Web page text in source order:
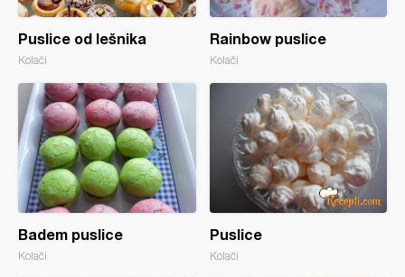
Puslice od lešnika
Kolači
Rainbow puslice
Kolači
Badem puslice
Kolači
Puslice
Kolači